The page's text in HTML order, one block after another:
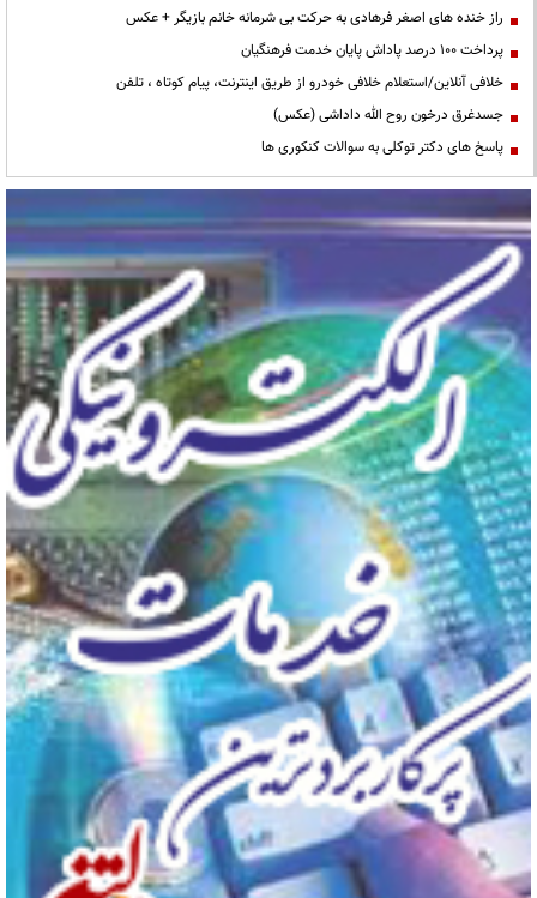
راز خنده های اصغر فرهادی به حرکت بی شرمانه خانم بازیگر + عکس
پرداخت ۱۰۰ درصد پاداش پایان خدمت فرهنگیان
خلافی آنلاین/استعلام خلافی خودرو از طریق اینترنت، پیام کوتاه ، تلفن
جسدغرق درخون روح الله داداشی (عکس)
پاسخ های دکتر توکلی به سوالات کنکوری ها